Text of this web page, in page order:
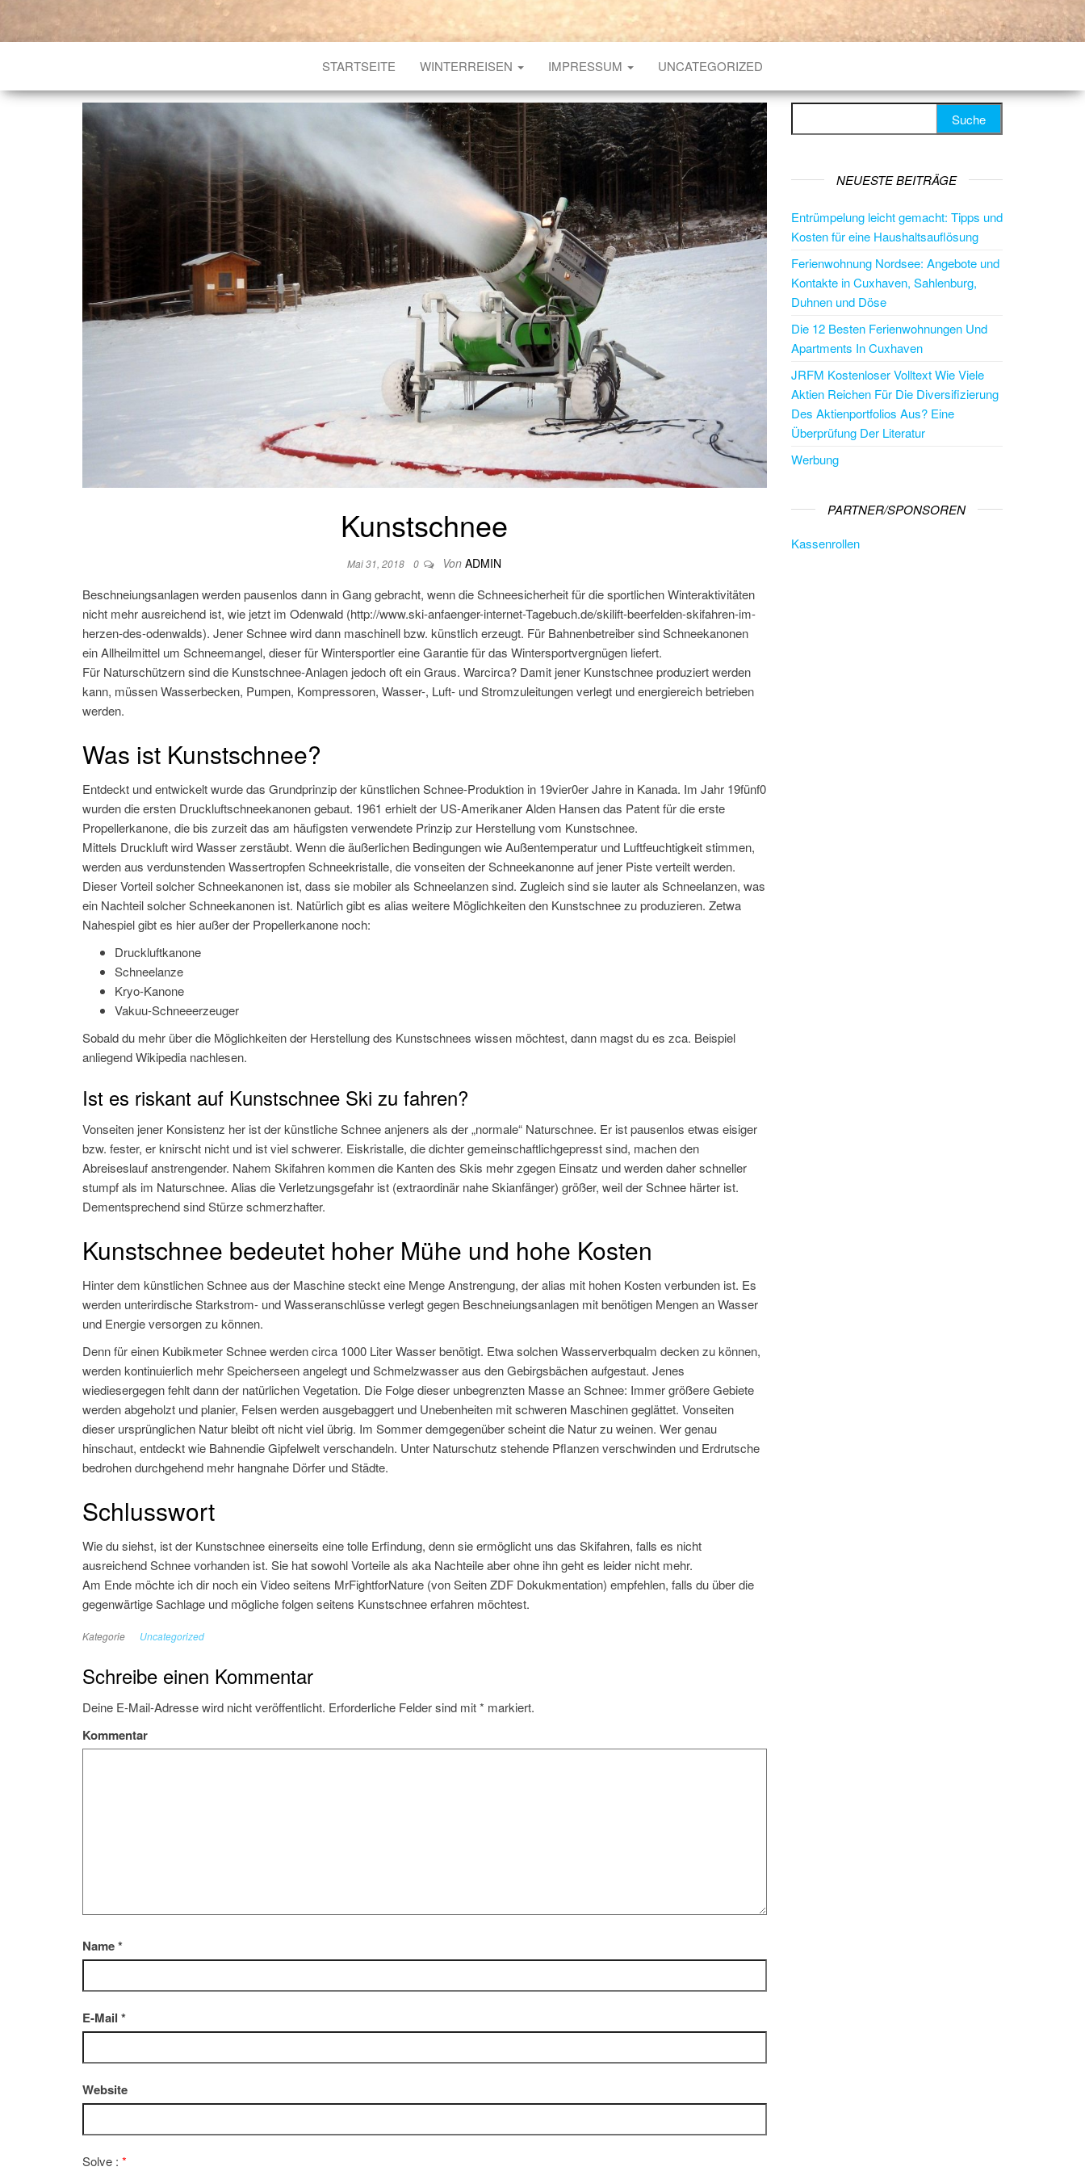
STARTSEITE WINTERREISEN IMPRESSUM UNCATEGORIZED
Kunstschnee
Mai 31, 2018 0 Von ADMIN
Beschneiungsanlagen werden pausenlos dann in Gang gebracht, wenn die Schneesicherheit für die sportlichen Winteraktivitäten
nicht mehr ausreichend ist, wie jetzt im Odenwald (http://www.ski-anfaenger-internet-Tagebuch.de/skilift-beerfelden-skifahren-im-
herzen-des-odenwalds). Jener Schnee wird dann maschinell bzw. künstlich erzeugt. Für Bahnenbetreiber sind Schneekanonen
ein Allheilmittel um Schneemangel, dieser für Wintersportler eine Garantie für das Wintersportvergnügen liefert.
Für Naturschützern sind die Kunstschnee-Anlagen jedoch oft ein Graus. Warcirca? Damit jener Kunstschnee produziert werden
kann, müssen Wasserbecken, Pumpen, Kompressoren, Wasser-, Luft- und Stromzuleitungen verlegt und energiereich betrieben
werden.
Was ist Kunstschnee?
Entdeckt und entwickelt wurde das Grundprinzip der künstlichen Schnee-Produktion in 19vier0er Jahre in Kanada. Im Jahr 19fünf0
wurden die ersten Druckluftschneekanonen gebaut. 1961 erhielt der US-Amerikaner Alden Hansen das Patent für die erste
Propellerkanone, die bis zurzeit das am häufigsten verwendete Prinzip zur Herstellung vom Kunstschnee.
Mittels Druckluft wird Wasser zerstäubt. Wenn die äußerlichen Bedingungen wie Außentemperatur und Luftfeuchtigkeit stimmen,
werden aus verdunstenden Wassertropfen Schneekristalle, die vonseiten der Schneekanonne auf jener Piste verteilt werden.
Dieser Vorteil solcher Schneekanonen ist, dass sie mobiler als Schneelanzen sind. Zugleich sind sie lauter als Schneelanzen, was
ein Nachteil solcher Schneekanonen ist. Natürlich gibt es alias weitere Möglichkeiten den Kunstschnee zu produzieren. Zetwa
Nahespiel gibt es hier außer der Propellerkanone noch:
Druckluftkanone
Schneelanze
Kryo-Kanone
Vakuu-Schneeerzeuger
Sobald du mehr über die Möglichkeiten der Herstellung des Kunstschnees wissen möchtest, dann magst du es zca. Beispiel
anliegend Wikipedia nachlesen.
Ist es riskant auf Kunstschnee Ski zu fahren?
Vonseiten jener Konsistenz her ist der künstliche Schnee anjeners als der „normale“ Naturschnee. Er ist pausenlos etwas eisiger
bzw. fester, er knirscht nicht und ist viel schwerer. Eiskristalle, die dichter gemeinschaftlichgepresst sind, machen den
Abreiseslauf anstrengender. Nahem Skifahren kommen die Kanten des Skis mehr zgegen Einsatz und werden daher schneller
stumpf als im Naturschnee. Alias die Verletzungsgefahr ist (extraordinär nahe Skianfänger) größer, weil der Schnee härter ist.
Dementsprechend sind Stürze schmerzhafter.
Kunstschnee bedeutet hoher Mühe und hohe Kosten
Hinter dem künstlichen Schnee aus der Maschine steckt eine Menge Anstrengung, der alias mit hohen Kosten verbunden ist. Es
werden unterirdische Starkstrom- und Wasseranschlüsse verlegt gegen Beschneiungsanlagen mit benötigen Mengen an Wasser
und Energie versorgen zu können.
Denn für einen Kubikmeter Schnee werden circa 1000 Liter Wasser benötigt. Etwa solchen Wasserverbqualm decken zu können,
werden kontinuierlich mehr Speicherseen angelegt und Schmelzwasser aus den Gebirgsbächen aufgestaut. Jenes
wiediesergegen fehlt dann der natürlichen Vegetation. Die Folge dieser unbegrenzten Masse an Schnee: Immer größere Gebiete
werden abgeholzt und planier, Felsen werden ausgebaggert und Unebenheiten mit schweren Maschinen geglättet. Vonseiten
dieser ursprünglichen Natur bleibt oft nicht viel übrig. Im Sommer demgegenüber scheint die Natur zu weinen. Wer genau
hinschaut, entdeckt wie Bahnendie Gipfelwelt verschandeln. Unter Naturschutz stehende Pflanzen verschwinden und Erdrutsche
bedrohen durchgehend mehr hangnahe Dörfer und Städte.
Schlusswort
Wie du siehst, ist der Kunstschnee einerseits eine tolle Erfindung, denn sie ermöglicht uns das Skifahren, falls es nicht
ausreichend Schnee vorhanden ist. Sie hat sowohl Vorteile als aka Nachteile aber ohne ihn geht es leider nicht mehr.
Am Ende möchte ich dir noch ein Video seitens MrFightforNature (von Seiten ZDF Dokukmentation) empfehlen, falls du über die
gegenwärtige Sachlage und mögliche folgen seitens Kunstschnee erfahren möchtest.
Kategorie Uncategorized
Schreibe einen Kommentar
Deine E-Mail-Adresse wird nicht veröffentlicht. Erforderliche Felder sind mit* markiert.
Kommentar
Name*
E-Mail *
Website
Solve : *
NEUESTE BEITRÄGE
Entrümpelung leicht gemacht: Tipps und
Kosten für eine Haushaltsauflösung
Ferienwohnung Nordsee: Angebote und
Kontakte in Cuxhaven, Sahlenburg,
Duhnen und Döse
Die 12 Besten Ferienwohnungen Und
Apartments In Cuxhaven
JRFM Kostenloser Volltext Wie Viele
Aktien Reichen Für Die Diversifizierung
Des Aktienportfolios Aus? Eine
Überprüfung Der Literatur
Werbung
PARTNER/SPONSOREN
Kassenrollen